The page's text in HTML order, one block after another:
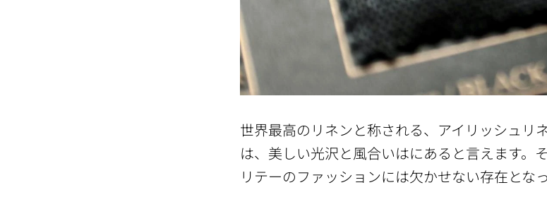
世界最高のリネンと称される、アイリッシュリ
は、美しい光沢と風合いはにあると言えます。
リテーのファッションには欠かせない存在となっ